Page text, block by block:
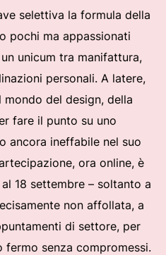
selettiva la formula della
pochi ma appassionati
unicum tra manifattura,
personali. A latere,
del design, della
fare il punto su uno
ancora ineffabile nel suo
ora online, è
18 settembre – soltanto a
non affollata, a
di settore, per
senza compromessi.